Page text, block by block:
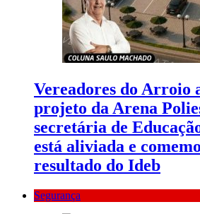
Vereadores do Arroio
projeto da Arena
secretária de
está aliviada e
resultado do Ideb
Segurança